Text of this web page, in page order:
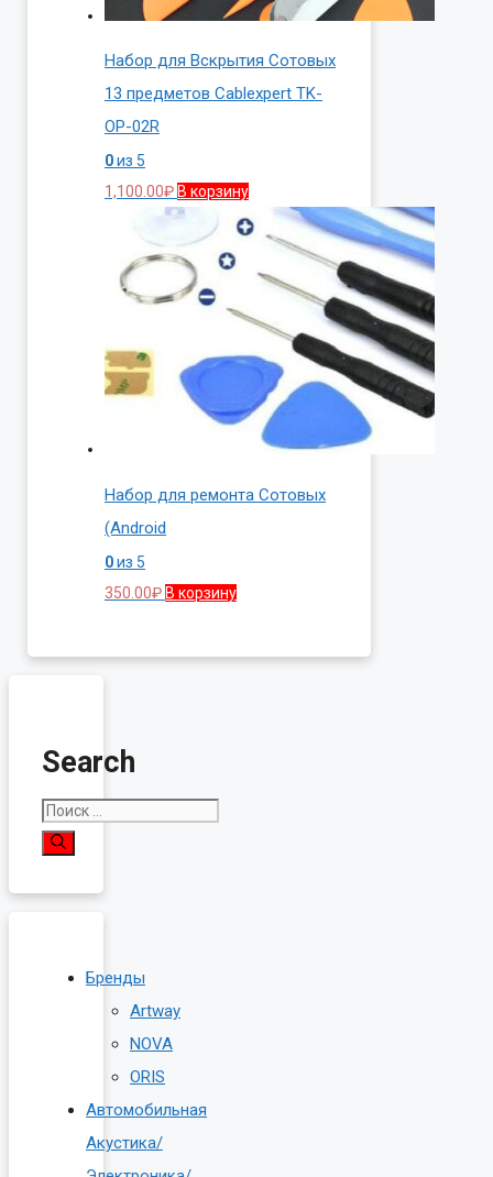
Набор для Вскрытия Сотовых
13 предметов Cablexpert TK-
OP-02R
0из 5
1,100.00₽ В корзину
Набор для ремонта Сотовых
(Android
0из 5
350.00₽В корзину
Search
Поиск:
Бренды
Artway
NOVA
ORIS
Автомобильная
Акустика/